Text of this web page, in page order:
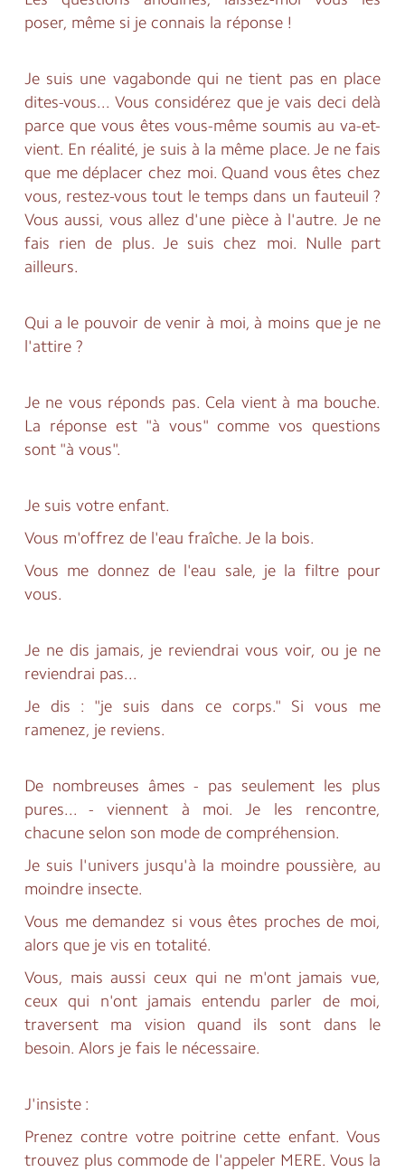
poser, même si je connais la réponse !
Je suis une vagabonde qui ne tient pas en place
dites-vous... Vous considérez que je vais deci delà
parce que vous êtes vous-même soumis au va-et-
vient. En réalité, je suis à la même place. Je ne fais
que me déplacer chez moi. Quand vous êtes chez
vous, restez-vous tout le temps dans un fauteuil ?
Vous aussi, vous allez d'une pièce à l'autre. Je ne
fais rien de plus. Je suis chez moi. Nulle part
ailleurs.
Qui a le pouvoir de venir à moi, à moins que je ne
l'attire ?
Je ne vous réponds pas. Cela vient à ma bouche.
La réponse est "à vous" comme vos questions
sont "à vous".
Je suis votre enfant.
Vous m'offrez de l'eau fraîche. Je la bois.
Vous me donnez de l'eau sale, je la filtre pour
vous.
Je ne dis jamais, je reviendrai vous voir, ou je ne
reviendrai pas...
Je dis : "je suis dans ce corps." Si vous me
ramenez, je reviens.
De nombreuses âmes - pas seulement les plus
pures... - viennent à moi. Je les rencontre,
chacune selon son mode de compréhension.
Je suis l'univers jusqu'à la moindre poussière, au
moindre insecte.
Vous me demandez si vous êtes proches de moi,
alors que je vis en totalité.
Vous, mais aussi ceux qui ne m'ont jamais vue,
ceux qui n'ont jamais entendu parler de moi,
traversent ma vision quand ils sont dans le
besoin. Alors je fais le nécessaire.
J'insiste :
Prenez contre votre poitrine cette enfant. Vous
trouvez plus commode de l'appeler MERE. Vous la